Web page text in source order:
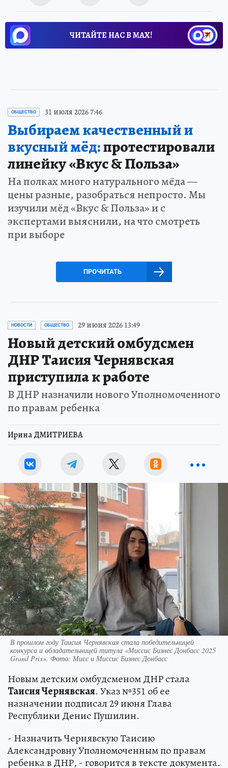
ЧИТАЙТЕ НАС В МАХ!
ОБЩЕСТВО 31 июля 2026 7:46
Выбираем качественный и
вкусный мёд:протестировали
линейку «Вкус & Польза»
На полках много натурального мёда —
цены разные, разобраться непросто. Мы
изучили мёд «Вкус & Польза» и с
экспертами выяснили, на что смотреть
при выборе
ПРОЧИТАТЬ
НОВОСТИ ОБЩЕСТВО 29 июня 2026 13:49
Новый детский омбудсмен
ДНР Таисия Чернявская
приступила к работе
В ДНР назначили нового Уполномоченного
по правам ребенка
Ирина ДМИТРИЕВА
В прошлом году Таисия Чернявская стала победительницей
конкурса и обладательницей титула «Миссис Бизнес Донбасс 2025
Grand Prix». Фото: Мисс и Миссис Бизнес Донбасс
Новым детским омбудсменом ДНР стала
Таисия Чернявская. Указ №351 об ее
назначении подписал 29 июня Глава
Республики Денис Пушилин.
- Назначить Чернявскую Таисию
Александровну Уполномоченным по правам
ребенка в ДНР, - говорится в тексте документа.